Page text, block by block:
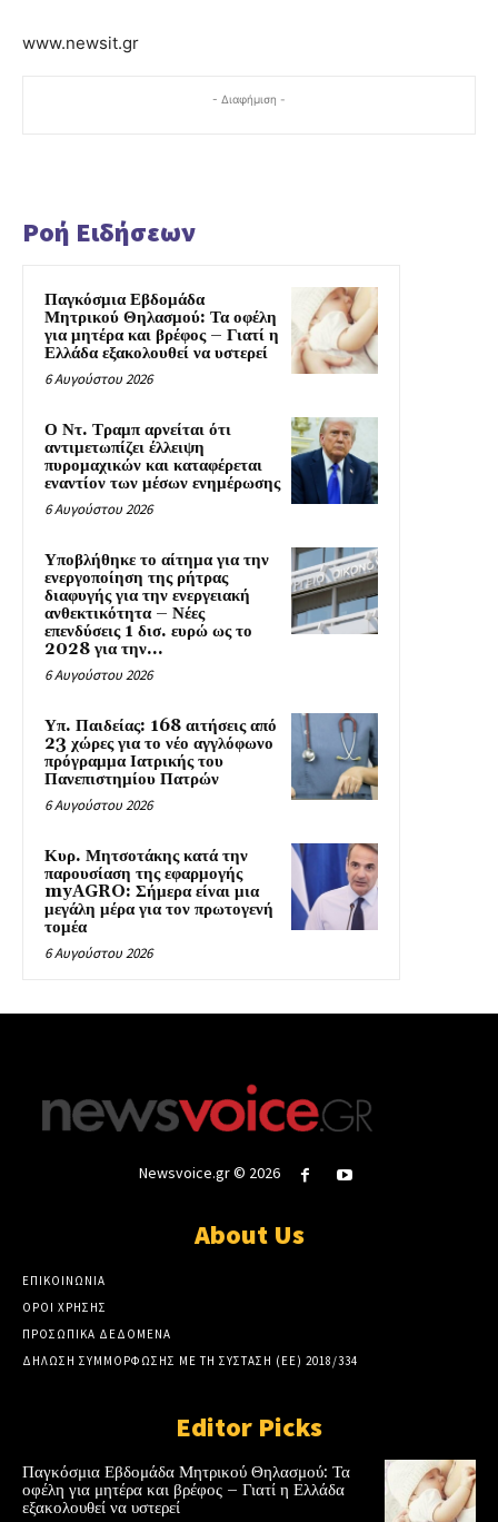
www.newsit.gr
- Διαφήμιση -
Ροή Ειδήσεων
Παγκόσμια Εβδομάδα
Μητρικού Θηλασμού: Τα οφέλη
για μητέρα και βρέφος – Γιατί η
Ελλάδα εξακολουθεί να υστερεί
6 Αυγούστου 2026
Ο Ντ. Τραμπ αρνείται ότι
αντιμετωπίζει έλλειψη
πυρομαχικών και καταφέρεται
εναντίον των μέσων ενημέρωσης
6 Αυγούστου 2026
Υποβλήθηκε το αίτημα για την
ενεργοποίηση της ρήτρας
διαφυγής για την ενεργειακή
ανθεκτικότητα – Νέες
επενδύσεις 1 δισ. ευρώ ως το
2028 για την...
6 Αυγούστου 2026
Υπ. Παιδείας: 168 αιτήσεις από
23 χώρες για το νέο αγγλόφωνο
πρόγραμμα Ιατρικής του
Πανεπιστημίου Πατρών
6 Αυγούστου 2026
Κυρ. Μητσοτάκης κατά την
παρουσίαση της εφαρμογής
myAGRO: Σήμερα είναι μια
μεγάλη μέρα για τον πρωτογενή
τομέα
6 Αυγούστου 2026
Newsvoice.gr © 2026
About Us
ΕΠΙΚΟΙΝΩΝΙΑ
ΟΡΟΙ ΧΡΗΣΗΣ
ΠΡΟΣΩΠΙΚΑ ΔΕΔΟΜΕΝΑ
ΔΗΛΩΣΗ ΣΥΜΜΟΡΦΩΣΗΣ ΜΕ ΤΗ ΣΥΣΤΑΣΗ (ΕΕ) 2018/334
Editor Picks
Παγκόσμια Εβδομάδα Μητρικού Θηλασμού: Τα
οφέλη για μητέρα και βρέφος – Γιατί η Ελλάδα
εξακολουθεί να υστερεί